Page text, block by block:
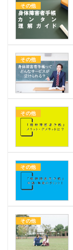
その他
その他
その他
その他
その他